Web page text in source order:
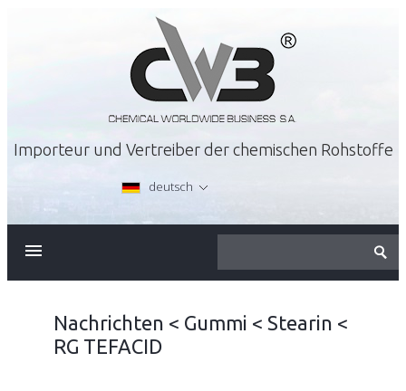
Importeur und Vertreiber der chemischen Rohstoffe
deutsch
Nachrichten < Gummi < Stearin <
RG TEFACID